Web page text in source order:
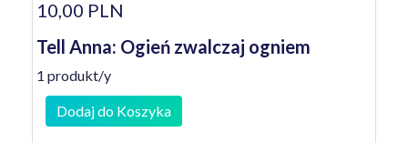
10,00 PLN
Tell Anna: Ogień zwalczaj ogniem
1 produkt/y
Dodaj do Koszyka